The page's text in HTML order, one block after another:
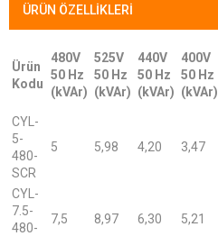
ÜRÜN ÖZELLIKLERI
Ürün
Kodu
480V
50 Hz
(kVAr)
525V
50 Hz
(kVAr)
440V
50 Hz
(kVAr)
400V
50 Hz
(kVAr)
CYL-
5-
480-
SCR
5 5,98 4,20 3,47
CYL-
7.5-
480-
7,5 8,97 6,30 5,21